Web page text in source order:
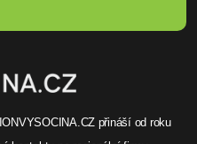
přináší od roku